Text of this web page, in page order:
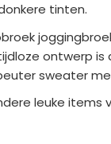
tinten.
ontwerp
sweater
leuke items